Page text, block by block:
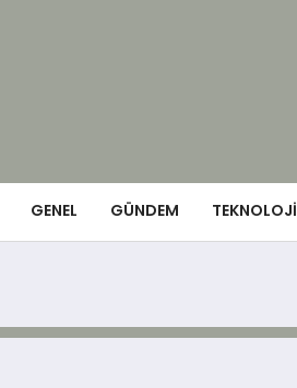
GENEL GÜNDEM TEKNOLOJI